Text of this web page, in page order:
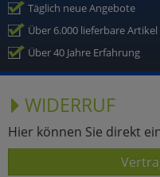
Täglich neue Angebote
Über 6.000 lieferbare Artikel
Über 40 Jahre Erfahrung
WIDERRUF
Hier können Sie direkt